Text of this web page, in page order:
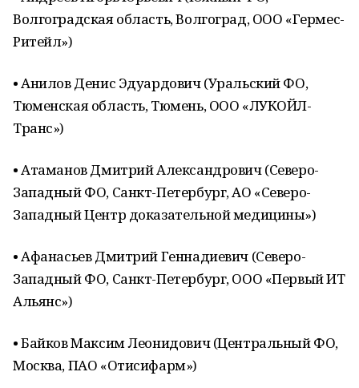
Волгоградская область, Волгоград, ООО «Гермес-
Ритейл»)
• Анилов Денис Эдуардович (Уральский ФО,
Тюменская область, Тюмень, ООО «ЛУКОЙЛ-
Транс»)
• Атаманов Дмитрий Александрович (Северо-
Западный ФО, Санкт-Петербург, АО «Северо-
Западный Центр доказательной медицины»)
• Афанасьев Дмитрий Геннадиевич (Северо-
Западный ФО, Санкт-Петербург, ООО «Первый ИТ
Альянс»)
• Байков Максим Леонидович (Центральный ФО,
Москва, ПАО «Отисифарм»)